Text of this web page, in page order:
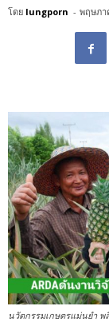
โดย lungporn - พฤษภา
นวัตกรรมเกษตรแม่นยำ